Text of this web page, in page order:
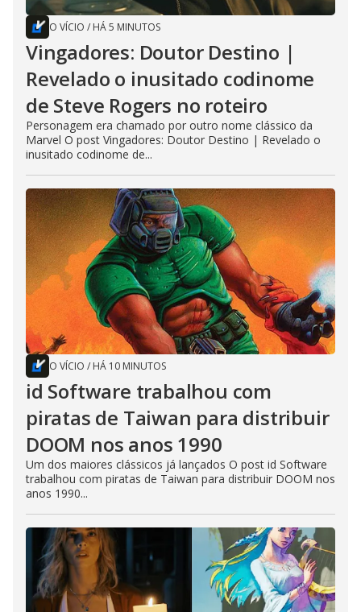
O VÍCIO / HÁ 5 MINUTOS
Vingadores: Doutor Destino |
Revelado o inusitado codinome
de Steve Rogers no roteiro
Personagem era chamado por outro nome clássico da
Marvel O post Vingadores: Doutor Destino | Revelado o
inusitado codinome de...
O VÍCIO / HÁ 10 MINUTOS
id Software trabalhou com
piratas de Taiwan para distribuir
DOOM nos anos 1990
Um dos maiores clássicos já lançados O post id Software
trabalhou com piratas de Taiwan para distribuir DOOM nos
anos 1990...